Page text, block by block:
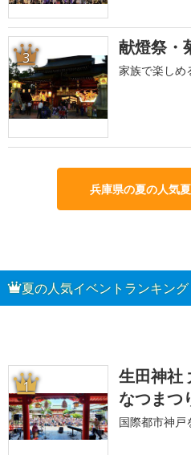
3 献燈祭・
家族で楽しめ
兵庫県の夏の人気
夏の人気イベントランキング
1
生田神社
なつまつ
国際都市神戸